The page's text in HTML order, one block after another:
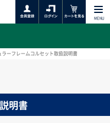
MENU
ラーフレームコルセット取扱説明書
明書